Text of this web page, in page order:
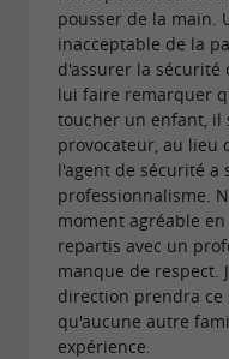
pousser de la main.
inacceptable de la
d'assurer la sécurité
lui faire remarquer
toucher un enfant, il
provocateur, au lieu
l'agent de sécurité a
professionnalisme.
moment agréable
repartis avec un
manque de respect.
direction prendra ce
qu'aucune autre
expérience.